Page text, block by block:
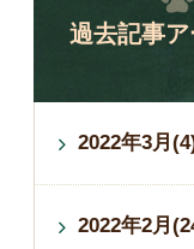
過去記事
2022年3月
2022年2月